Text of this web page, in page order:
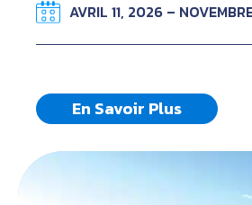
AVRIL 11, 2026 –
En Savoir Plus